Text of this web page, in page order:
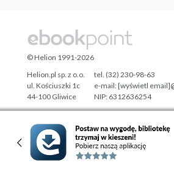
Designed with ♥ byTonik.pl
© Helion 1991-2026
Helion.pl sp. z o.o.
ul. Kościuszki 1c
44-100 Gliwice
tel. (32) 230-98-63
e-mail:[wyświetl
NIP: 6312636254
Regon: 241989027
Pełna wersja strony »